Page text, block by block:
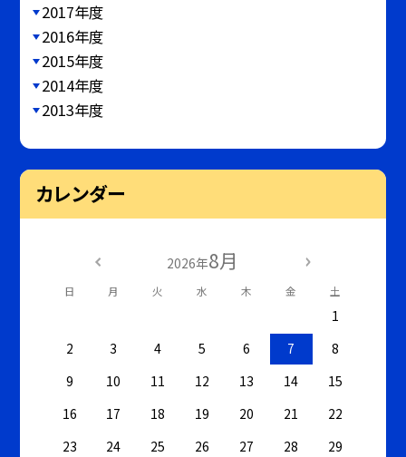
2017年度
2016年度
2015年度
2014年度
2013年度
カレンダー
2026年8月
日 月 火 水 木 金 土
1
2
3 4 5 6 7
8
9
10 11 12 13 14
15
16
17 18 19 20 21
22
23
24 25 26 27 28
29